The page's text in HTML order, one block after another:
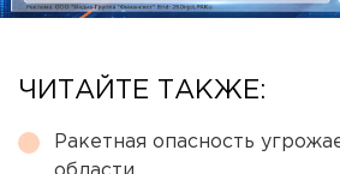
ЧИТАЙТЕ ТАКЖЕ:
Ракетная опасность